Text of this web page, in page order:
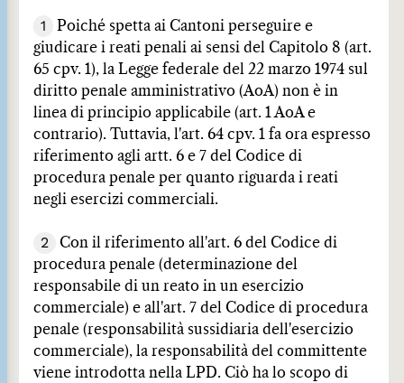
1
Poiché spetta ai Cantoni perseguire e
giudicare i reati penali ai sensi del Capitolo 8 (art.
65 cpv. 1), la Legge federale del 22 marzo 1974 sul
diritto penale amministrativo (AoA) non è in
linea di principio applicabile (art. 1 AoA e
contrario). Tuttavia, l'art. 64 cpv. 1 fa ora espresso
riferimento agli artt. 6 e 7 del Codice di
procedura penale per quanto riguarda i reati
negli esercizi commerciali.
2
Con il riferimento all'art. 6 del Codice di
procedura penale (determinazione del
responsabile di un reato in un esercizio
commerciale) e all'art. 7 del Codice di procedura
penale (responsabilità sussidiaria dell'esercizio
commerciale), la responsabilità del committente
viene introdotta nella LPD. Ciò ha lo scopo di